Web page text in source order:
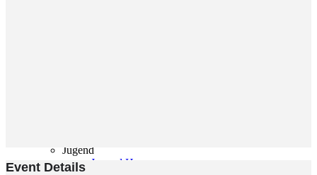
Jugend
Jugend Home
Event Details